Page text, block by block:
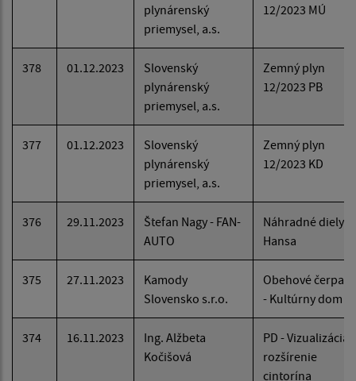
plynárenský
priemysel, a.s.
12/2023 MÚ
378 01.12.2023
Slovenský
plynárenský
priemysel, a.s.
Zemný plyn
12/2023 PB
377 01.12.2023
Slovenský
plynárenský
priemysel, a.s.
Zemný plyn
12/2023 KD
376 29.11.2023
Štefan Nagy - FAN-
AUTO
Náhradné diely -
Hansa
375 27.11.2023
Kamody
Slovensko s.r.o.
Obehové
- Kultúrny dom
374 16.11.2023
Ing. Alžbeta
Kočišová
PD - Vizualizácia -
rozšírenie
cintorína